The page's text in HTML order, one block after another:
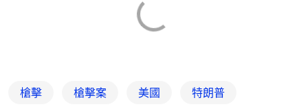
槍擊 槍擊案 美國 特朗普